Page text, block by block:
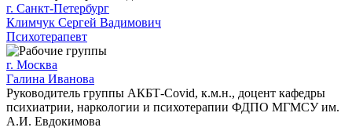
г. Санкт-Петербург
Климчук Сергей Вадимович
Психотерапевт
г. Москва
Галина Иванова
Руководитель группы АКБТ-Covid, к.м.н., доцент кафедры
психиатрии, наркологии и психотерапии ФДПО МГМСУ им.
А.И. Евдокимова